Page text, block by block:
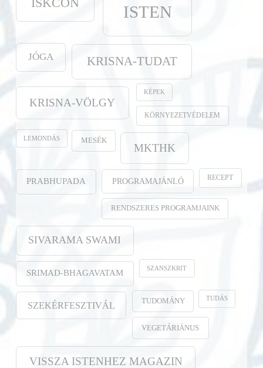
ISKCON ISTEN
JÓGA KRISNA-TUDAT
KRISNA-VÖLGY
KÉPEK
KÖRNYEZETVÉDELEM
LEMONDÁS MESÉK
MKTHK
PRABHUPADA PROGRAMAJÁNLÓ RECEPT
RENDSZERES PROGRAMJAINK
SIVARAMA SWAMI
SRIMAD-BHAGAVATAM SZANSZKRIT
SZEKÉRFESZTIVÁL TUDOMÁNY TUDÁS
VEGETÁRIÁNUS
VISSZA ISTENHEZ MAGAZIN